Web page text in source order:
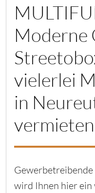
Moderne
vielerlei
in
vermieten
wird Ihnen hier ein